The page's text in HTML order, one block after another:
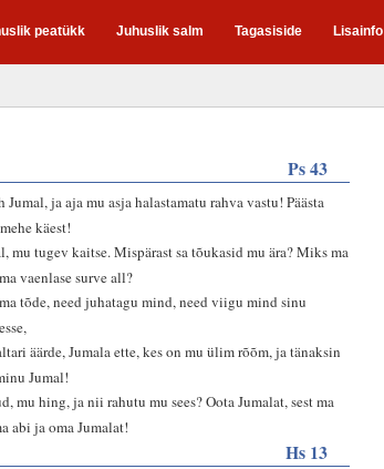
peatükk Juhuslik salm Tagasiside Lisainfo
Ps 43
ja aja mu asja halastamatu rahva vastu! Päästa
käest!
mu tugev kaitse. Mispärast sa tõukasid mu ära? Miks ma
vaenlase surve all?
tõde, need juhatagu mind, need viigu mind sinu
äärde, Jumala ette, kes on mu ülim rõõm, ja tänaksin
Jumal!
mu hing, ja nii rahutu mu sees? Oota Jumalat, sest ma
abi ja oma Jumalat!
Hs 13